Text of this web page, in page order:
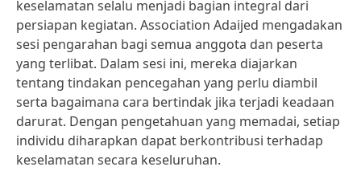
keselamatan selalu menjadi bagian integral dari
persiapan kegiatan. Association Adaijed mengadakan
sesi pengarahan bagi semua anggota dan peserta
yang terlibat. Dalam sesi ini, mereka diajarkan
tentang tindakan pencegahan yang perlu diambil
serta bagaimana cara bertindak jika terjadi keadaan
darurat. Dengan pengetahuan yang memadai, setiap
individu diharapkan dapat berkontribusi terhadap
keselamatan secara keseluruhan.